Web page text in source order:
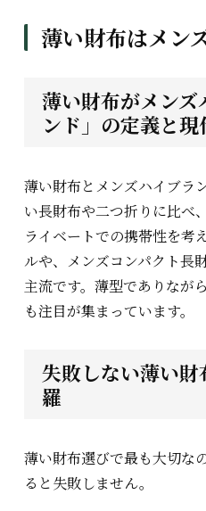
薄い財布はメン
薄い財布がメン
ンド」の定義と現
薄い財布とメンズハイブラ
い長財布や二つ折りに比べ
ライベートでの携帯性を考
ルや、メンズコンパクト長
主流です。薄型でありなが
も注目が集まっています。
失敗しない薄い
羅
薄い財布選びで最も大切な
ると失敗しません。